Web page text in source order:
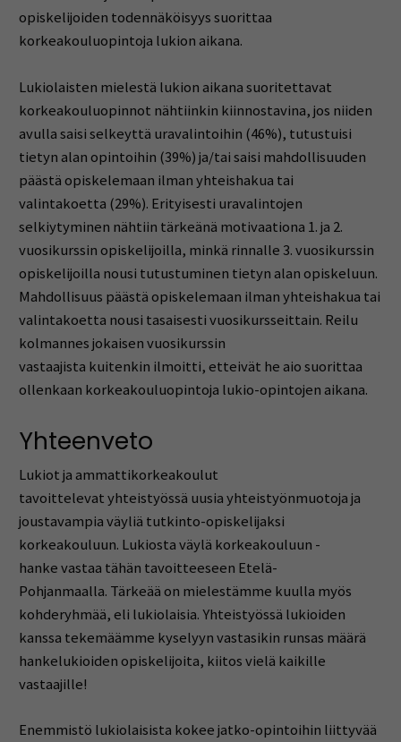
opiskelijoiden todennäköisyys suorittaa
korkeakouluopintoja lukion aikana.
Lukiolaisten mielestä lukion aikana suoritettavat
korkeakouluopinnot nähtiinkin kiinnostavina, jos niiden
avulla saisi selkeyttä uravalintoihin (46%), tutustuisi
tietyn alan opintoihin (39%) ja/tai saisi mahdollisuuden
päästä opiskelemaan ilman yhteishakua tai
valintakoetta (29%). Erityisesti uravalintojen
selkiytyminen nähtiin tärkeänä motivaationa 1. ja 2.
vuosikurssin opiskelijoilla, minkä rinnalle 3. vuosikurssin
opiskelijoilla nousi tutustuminen tietyn alan opiskeluun.
Mahdollisuus päästä opiskelemaan ilman yhteishakua tai
valintakoetta nousi tasaisesti vuosikursseittain. Reilu
kolmannes jokaisen vuosikurssin
vastaajista kuitenkin ilmoitti, etteivät he aio suorittaa
ollenkaan korkeakouluopintoja lukio-opintojen aikana.
Yhteenveto
Lukiot ja ammattikorkeakoulut
tavoittelevat yhteistyössä uusia yhteistyönmuotoja ja
joustavampia väyliä tutkinto-opiskelijaksi
korkeakouluun. Lukiosta väylä korkeakouluun -
hanke vastaa tähän tavoitteeseen Etelä-
Pohjanmaalla. Tärkeää on mielestämme kuulla myös
kohderyhmää, eli lukiolaisia. Yhteistyössä lukioiden
kanssa tekemäämme kyselyyn vastasikin runsas määrä
hankelukioiden opiskelijoita, kiitos vielä kaikille
vastaajille!
Enemmistö lukiolaisista kokee jatko-opintoihin liittyvää